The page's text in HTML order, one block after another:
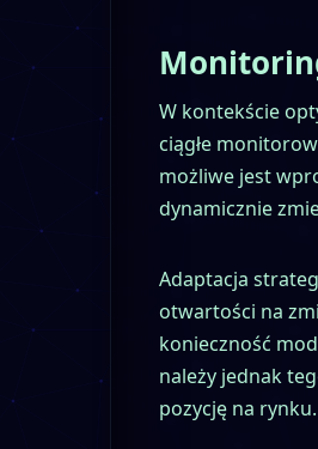
W kontekście
ciągłe
możliwe jest
dynamicznie
Adaptacja
otwartości na
konieczność
należy jednak
pozycję na rynku.